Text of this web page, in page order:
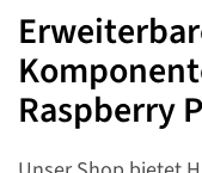
Raspberry